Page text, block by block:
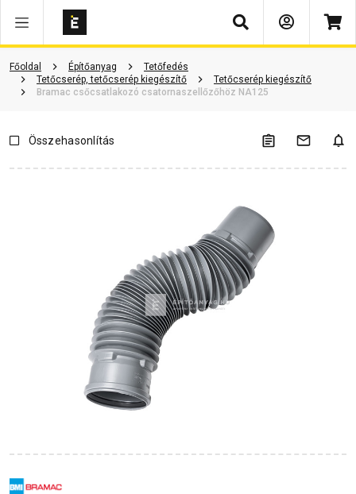
Keresés
Főoldal Építőanyag
Tetőfedés
Tetőcserép, tetőcserép kiegészítő
Tetőcserép kiegészítő
Bramac csőcsatlakozó csatornaszellőzőhöz NA125
Vásárlói vélemények Kérdések és válaszok Kapcsolódó cikkek
Összehasonlítás